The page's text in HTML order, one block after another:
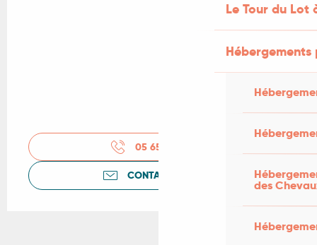
Le Tour du Lot
des
05 65 22 62
CONTACTEZ-NOUS